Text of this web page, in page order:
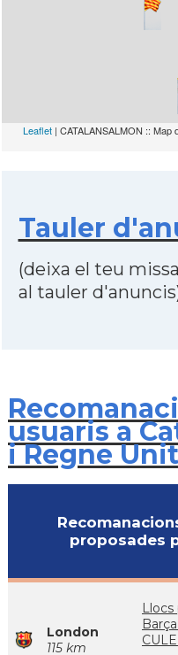
Leaflet| CATALANSALMON :: Map
Tauler
(deixa el teu
al tauler
usuaris a
i Regne
proposades
London
115 km
Llocs